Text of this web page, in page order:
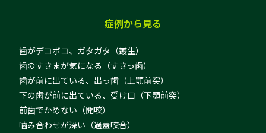
症例から見る
歯がデコボコ、ガタガタ（叢生）
歯のすきまが気になる（すきっ歯）
歯が前に出ている、出っ歯（上顎前突）
下の歯が前に出ている、受け口（下顎前突）
前歯でかめない（開咬）
噛み合わせが深い（過蓋咬合）